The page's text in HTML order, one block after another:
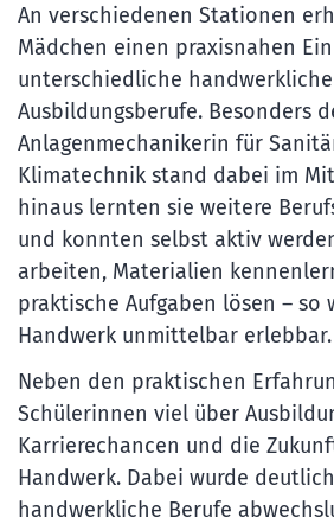
An verschiedenen Stationen
Mädchen einen praxisnahen
unterschiedliche handwerkliche
Ausbildungsberufe. Besonders
Anlagenmechanikerin für
Klimatechnik stand dabei im
hinaus lernten sie weitere
und konnten selbst aktiv
arbeiten, Materialien
praktische Aufgaben lösen – so
Handwerk unmittelbar erlebbar.
Neben den praktischen
Schülerinnen viel über
Karrierechancen und die
Handwerk. Dabei wurde
handwerkliche Berufe